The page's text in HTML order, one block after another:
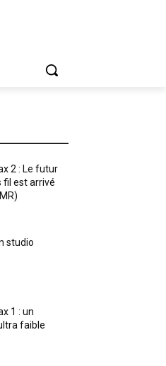
2 : Le futur
fil est arrivé
studio
1 : un
faible